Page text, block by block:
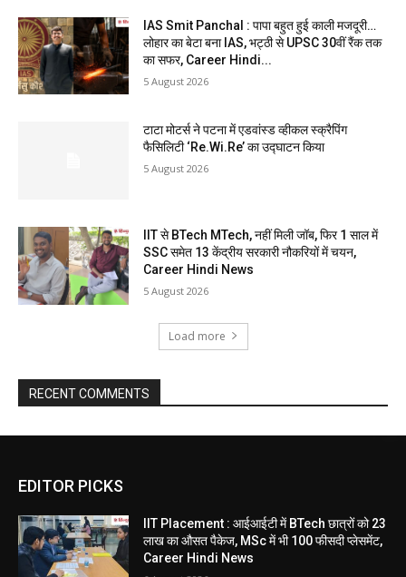
IAS Smit Panchal : पापा बहुत हुई काली मजदूरी…
लोहार का बेटा बना IAS, भट्ठी से UPSC 30वीं रैंक तक
का सफर, Career Hindi...
5 August 2026
टाटा मोटर्स ने पटना में एडवांस्ड व्हीकल स्क्रैपिंग
फैसिलिटी ‘Re.Wi.Re’ का उद्घाटन किया
5 August 2026
IIT से BTech MTech, नहीं मिली जॉब, फिर 1 साल में
SSC समेत 13 केंद्रीय सरकारी नौकरियों में चयन,
Career Hindi News
5 August 2026
Load more
RECENT COMMENTS
EDITOR PICKS
IIT Placement : आईआईटी में BTech छात्रों को 23
लाख का औसत पैकेज, MSc में भी 100 फीसदी प्लेसमेंट,
Career Hindi News